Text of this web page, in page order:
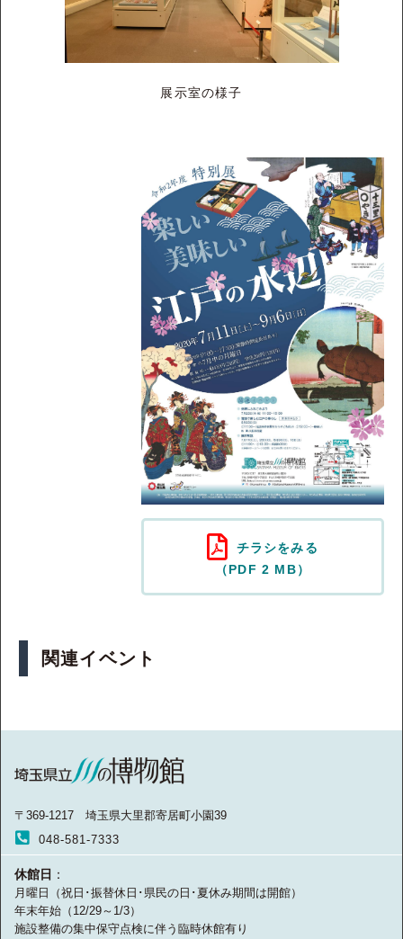
展示室の様子
チラシをみる
（PDF 2 MB）
関連イベント
〒369-1217 埼玉県大里郡寄居町小園39
048-581-7333
休館日 ：
月曜日（祝日･振替休日･県民の日･夏休み期間は開館）
年末年始（12/29～1/3）
施設整備の集中保守点検に伴う臨時休館有り